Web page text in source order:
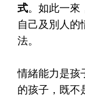
式。如此一來
自己及別人的
法。
情緒能力是孩
的孩子，既不